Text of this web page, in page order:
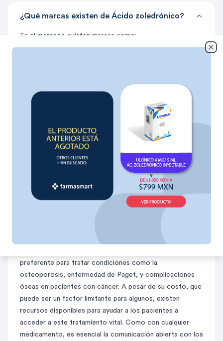
¿Qué marcas existen de Ácido zoledrónico?
En el mercado existen marcas como:
Zometa laboratorio Novartis
Lezomiv Laboratorio SYNTHON, 1 Caja, 1 Frasco(s)
ámpula, 4/5 mg/ml
Oxfon Laboratorio Accord, 1 Caja, 1 Frasco(s) ámpula,
Prisha Laboratorio Hetero 1 frasco ámpula 4mg/5ml
Cenozoic Laboratorio PiSA caja frasco ámpula 4mg/5ml.
Zolnic Laboratorio Liomont, Caja 1 Frasco 4mg/5ml.
Spagnosan Laboratorio Valeant 1 Frasco liofilizado, 1
Conclusión
El Oxfon 4 mg Ácido Zoledrónico representa una
preferente para tratar condiciones como la
osteoporosis, enfermedad de Paget, y complicaciones
óseas en pacientes con cáncer. A pesar de su costo, que
puede ser un factor limitante para algunos, existen
recursos disponibles para ayudar a los pacientes a
acceder a este tratamiento vital. Como con cualquier
medicamento, es esencial la comunicación abierta con los